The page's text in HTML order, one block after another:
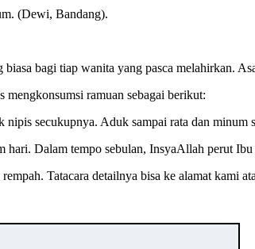
(Dewi, Bandang).
bagi tiap wanita yang pasca melahirkan.
mengkonsumsi ramuan sebagai berikut:
secukupnya. Aduk sampai rata dan minum
hari. Dalam tempo sebulan, InsyaAllah perut
Tatacara detailnya bisa ke alamat kami